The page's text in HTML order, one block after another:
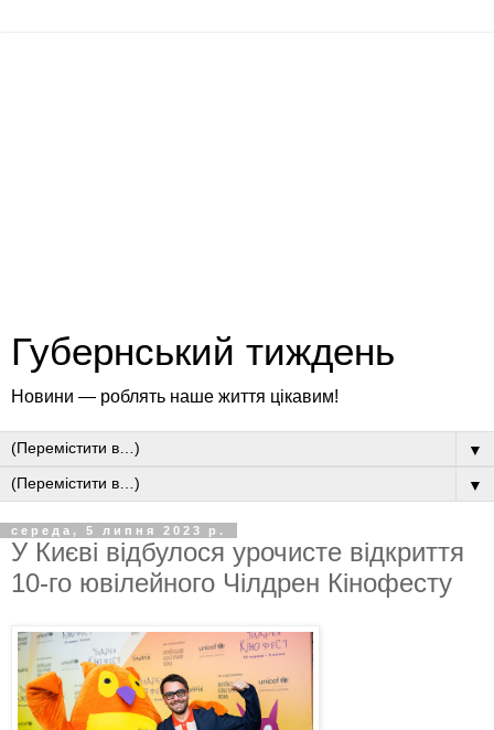
Губернський тиждень
Новини — роблять наше життя цікавим!
▼
▼
середа, 5 липня 2023 р.
У Києві відбулося урочисте відкриття
10-го ювілейного Чілдрен Кінофесту